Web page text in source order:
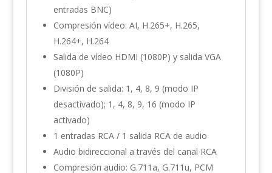
entradas BNC)
Compresión vídeo: AI, H.265+, H.265,
H.264+, H.264
Salida de vídeo HDMI (1080P) y salida VGA
(1080P)
División de salida: 1, 4, 8, 9 (modo IP
desactivado); 1, 4, 8, 9, 16 (modo IP
activado)
1 entradas RCA / 1 salida RCA de audio
Audio bidireccional a través del canal RCA
Compresión audio: G.711a, G.711u, PCM